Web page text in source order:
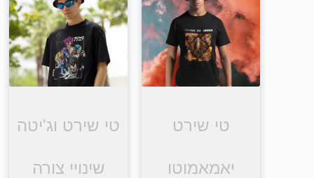
טי שירט
יאמאמוטו
טי שירט וג'יטה
שינויי צורה